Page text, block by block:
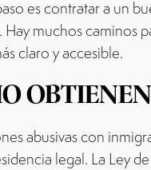
es contratar a un
Hay muchos caminos
claro y accesible.
abusivas con
legal. La Ley